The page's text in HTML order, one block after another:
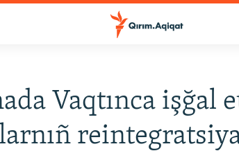
Vaqtınca işğal